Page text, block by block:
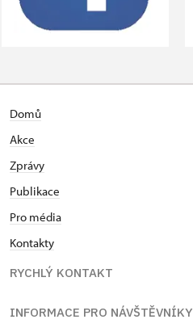
Domů
Akce
Zprávy
Publikace
Pro média
Kontakty
RYCHLÝ KONTAKT
INFORMACE PRO NÁVŠTĚVNÍKY